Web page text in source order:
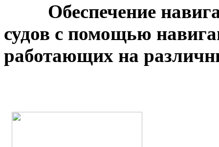
Обеспечение
судов с помощью
работающих на